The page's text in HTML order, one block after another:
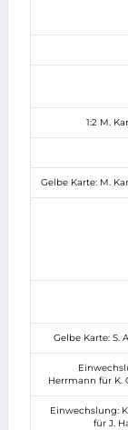
1:2 M.
Gelbe Karte: M.
Gelbe Karte: S.
Herrmann für K.
Einwechslung:
für J.